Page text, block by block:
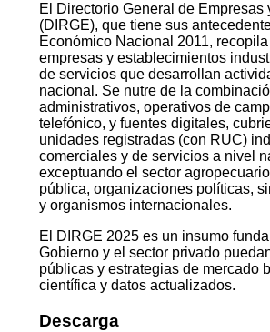
El Directorio General de Empresas
(DIRGE), que tiene sus
Económico Nacional 2011,
empresas y establecimientos
de servicios que desarrollan
nacional. Se nutre de la
administrativos, operativos de
telefónico, y fuentes digitales,
unidades registradas (con RUC)
comerciales y de servicios a nivel
exceptuando el sector
pública, organizaciones políticas,
y organismos internacionales.
El DIRGE 2025 es un insumo
Gobierno y el sector privado
públicas y estrategias de mercado
científica y datos actualizados.
Descarga